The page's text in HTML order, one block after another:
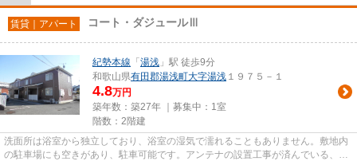
賃貸｜アパート コート・ダジュールⅢ
紀勢本線 「 湯浅 」駅 徒歩9分
和歌山県有田郡湯浅町大字湯浅 １９７５－１
4.8万円
築年数：築27年 ｜募集中： 1室
階数：2階建
洗面所は浴室から独立しており、浴室の湿気で濡れることもありません。敷地内
の駐車場にも空きがあり、駐車可能です。アンテナの設置工事が済んでいる、BS